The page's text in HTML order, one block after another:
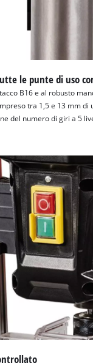
le punte di uso
B16 e al robusto
tra 1,5 e 13 mm di
del numero di giri a 5